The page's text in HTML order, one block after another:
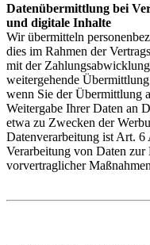
Datenübermittlung bei
und digitale Inhalte
Wir übermitteln
dies im Rahmen der
mit der
weitergehende
wenn Sie der Übermittlung
Weitergabe Ihrer Daten an
etwa zu Zwecken der
Datenverarbeitung ist Art.
Verarbeitung von Daten
vorvertraglicher